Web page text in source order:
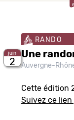
juin
2
RANDO
Une
Auvergne-
Cette édition
Suivez ce